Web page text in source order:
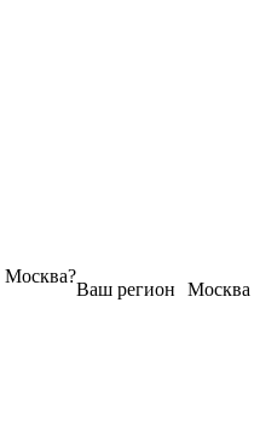
Москва
Ваш регион
Москва?